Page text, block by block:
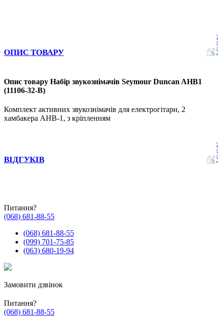
ОПИС ТОВАРУ
Опис товару Набір звукознімачів Seymour Duncan AHB1
(11106-32-B)
Комплект активних звукознімачів для електрогітари, 2
хамбакера AHB-1, з кріпленням
ВІДГУКІВ
Питання?
(068) 681-88-55
(068) 681-88-55
(099) 701-75-85
(063) 680-19-94
Замовити дзвінок
Питання?
(068) 681-88-55